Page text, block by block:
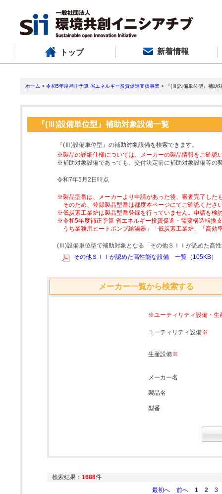
トップ 新着情報
ホーム > 令和5年度補正予算 省エネルギー投資促進支援事業 > 『(Ⅲ)設備単位型』補助
『(Ⅲ)設備単位型』補助対象設備一覧
『(Ⅲ)設備単位型』の補助対象設備を検索できます。
※製品の詳細仕様については、メーカーの製品情報をご確認
※補助対象設備であっても、交付決定前に補助対象設備等の
令和7年5月2日時点
※製品型番は、メーカーより申請があった後、審査完了した
そのため、登録製品型番は都度本ページにてご確認くださ
※低炭素工業炉は製品型番登録を行っていません。申請を検
※令和5年度補正予算 省エネルギー投資促進・需要構造転換
うち業務用ヒートポンプ給湯器」「低炭素工業炉」「高
(Ⅲ)設備単位型で補助対象となる「その他ＳＩＩが認めた高
その他ＳＩＩが認めた高性能な設備 一覧（105KB）
メーカー一覧から検索する
※ユーティリティ設備・生
ユーティリティ設備※
生産設備※
メーカー名
製品名
型番
検索結果： 1688件
最初へ
前へ 1 2 3